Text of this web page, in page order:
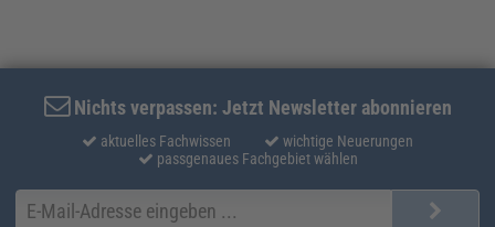
Nichts verpassen: Jetzt Newsletter abonnieren
aktuelles Fachwissen
wichtige Neuerungen
passgenaues Fachgebiet wählen